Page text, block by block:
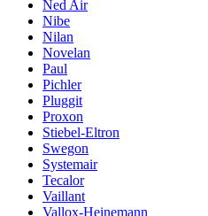
Ned Air
Nibe
Nilan
Novelan
Paul
Pichler
Pluggit
Proxon
Stiebel-Eltron
Swegon
Systemair
Tecalor
Vaillant
Vallox-Heinemann